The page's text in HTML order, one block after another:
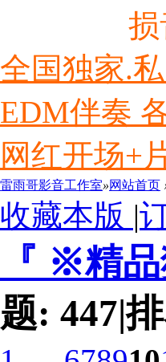
全国独家.
EDM伴奏
网红开场+
雷雨哥影音工作室»网站首页
收藏本版 |
『 ※精
题: 447|